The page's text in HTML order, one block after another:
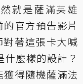
就是薩滿英雄
的官方預告影片
著這張卡大喊
麼樣的設計？
得隨機薩滿法